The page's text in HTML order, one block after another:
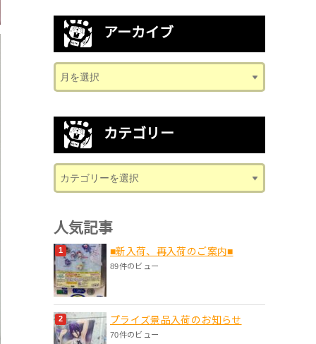
アーカイブ
カテゴリー
人気記事
■新入荷、再入荷のご案内■
89件のビュー
プライズ景品入荷のお知らせ
70件のビュー